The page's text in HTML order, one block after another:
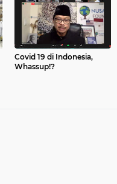
Covid 19 di Indonesia,
Whassup!?